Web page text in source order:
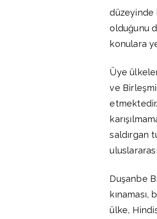
düzeyinde
olduğunu
konulara
Üye
ve
saldırgan
Duşanbe
ülke,